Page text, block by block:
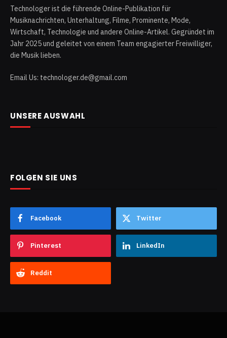
Technologer ist die führende Online-Publikation für
Musiknachrichten, Unterhaltung, Filme, Prominente, Mode,
Wirtschaft, Technologie und andere Online-Artikel. Gegründet im
Jahr 2025 und geleitet von einem Team engagierter Freiwilliger,
die Musik lieben.
Email Us: technologer.de@gmail.com
UNSERE AUSWAHL
FOLGEN SIE UNS
Facebook Twitter
Pinterest LinkedIn
Reddit